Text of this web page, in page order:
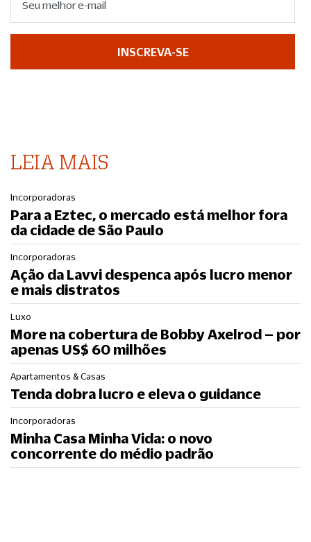
INSCREVA-SE
LEIA MAIS
Incorporadoras
Para a Eztec, o mercado está melhor fora
da cidade de São Paulo
Incorporadoras
Ação da Lavvi despenca após lucro menor
e mais distratos
Luxo
More na cobertura de Bobby Axelrod – por
apenas US$ 60 milhões
Apartamentos & Casas
Tenda dobra lucro e eleva o guidance
Incorporadoras
Minha Casa Minha Vida: o novo
concorrente do médio padrão